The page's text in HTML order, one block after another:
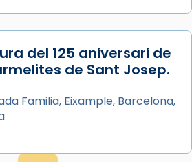
Roig, afirma en una obra
filles de l’antiga Iluro.
les relíq
del 125 aniversari de
de Sant Josep.
Familia, Eixample, Barcelona,